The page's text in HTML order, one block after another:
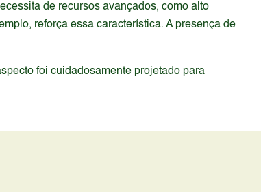
de recursos avançados, como alto
reforça essa característica. A presença de
foi cuidadosamente projetado para